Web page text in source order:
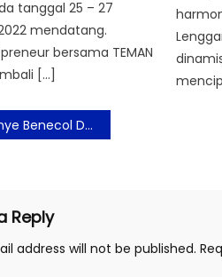
tanggal 25 – 27
mendatang.
bersama TEMAN
[…]
Lebih Peduli Kolesterol Saat Idul Adha
Reply
address will not be published.